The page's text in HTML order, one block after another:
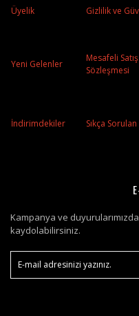
Üyelik Gizlilik ve
Yeni Gelenler
Mesafeli Satış
Sözleşmesi
İndirimdekiler Sıkça
Kampanya ve
kaydolabilirsiniz.